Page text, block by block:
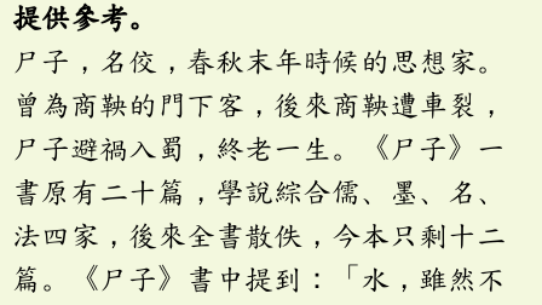
提供參考。
尸子，名佼，春秋末年時候的思想家。
曾為商鞅的門下客，後來商鞅遭車裂，
尸子避禍入蜀，終老一生。《尸子》一
書原有二十篇，學說綜合儒、墨、名、
法四家，後來全書散佚，今本只剩十二
篇。《尸子》書中提到：「水，雖然不